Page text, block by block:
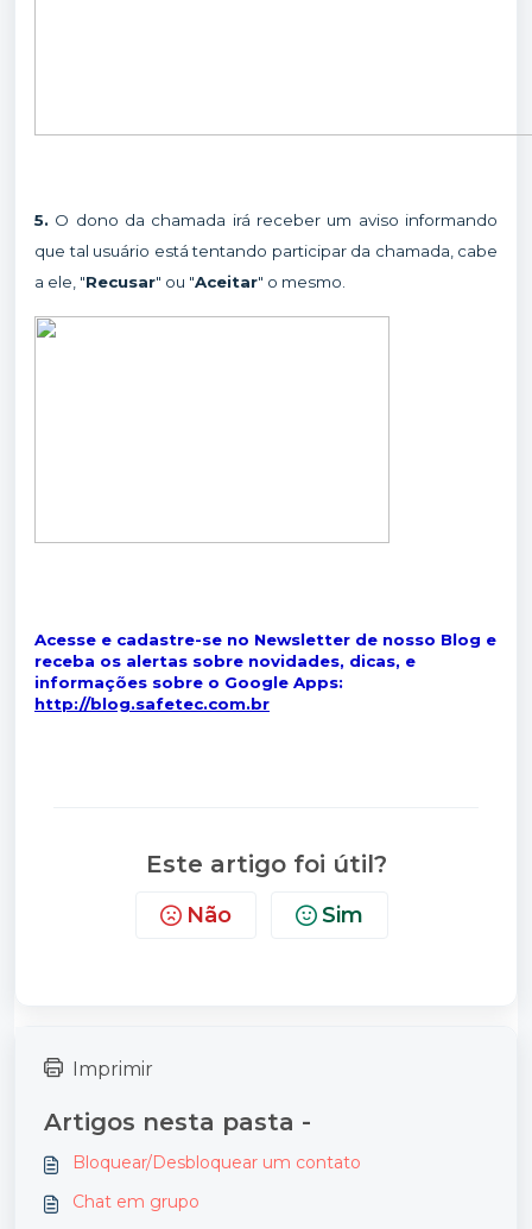
5. O dono da chamada irá receber um aviso informando
que tal usuário está tentando participar da chamada, cabe
a ele, "Recusar" ou "Aceitar" o mesmo.
Acesse e cadastre-se no Newsletter de nosso Blog e
receba os alertas sobre novidades, dicas, e
informações sobre o Google Apps:
http://blog.safetec.com.br
Este artigo foi útil?
Não Sim
Imprimir
Artigos nesta pasta -
Bloquear/Desbloquear um contato
Chat em grupo